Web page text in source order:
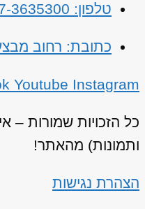
טלפון: 077-3635300
כתובת: רחוב מבצע קדש
Youtube Instagram
כל הזכויות שמורות –
ותמונות) מהאתר!
הצהרת נגישות